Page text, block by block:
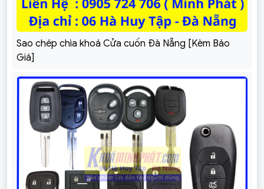
Sao chép chìa khoá Cửa cuốn Đà Nẵng [Kèm Báo
Giá]